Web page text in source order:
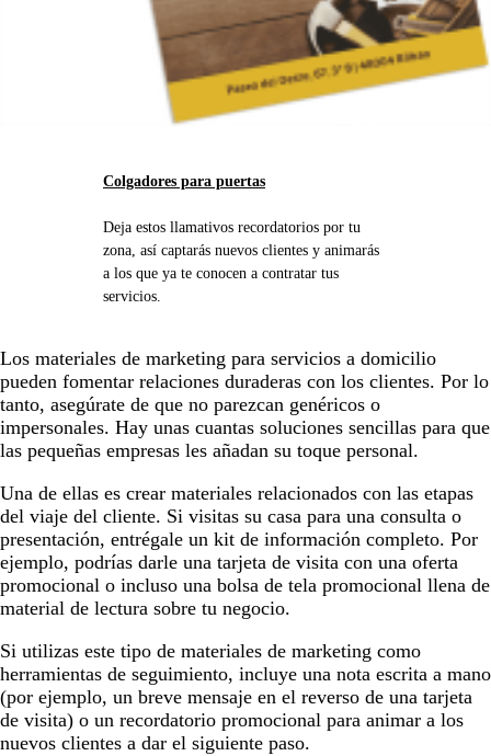
Colgadores para puertas
Deja estos llamativos recordatorios por tu
zona, así captarás nuevos clientes y animarás
a los que ya te conocen a contratar tus
servicios.
Los materiales de marketing para servicios a domicilio
pueden fomentar relaciones duraderas con los clientes. Por lo
tanto, asegúrate de que no parezcan genéricos o
impersonales. Hay unas cuantas soluciones sencillas para que
las pequeñas empresas les añadan su toque personal.
Una de ellas es crear materiales relacionados con las etapas
del viaje del cliente. Si visitas su casa para una consulta o
presentación, entrégale un kit de información completo. Por
ejemplo, podrías darle una tarjeta de visita con una oferta
promocional o incluso una bolsa de tela promocional llena de
material de lectura sobre tu negocio.
Si utilizas este tipo de materiales de marketing como
herramientas de seguimiento, incluye una nota escrita a mano
(por ejemplo, un breve mensaje en el reverso de una tarjeta
de visita) o un recordatorio promocional para animar a los
nuevos clientes a dar el siguiente paso.